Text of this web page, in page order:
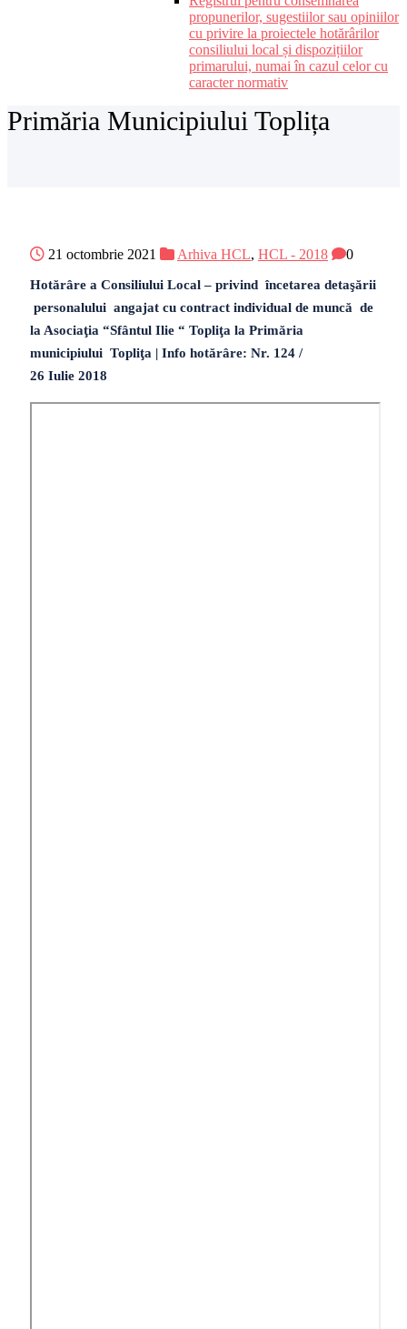
propunerilor, sugestiilor sau opiniilor
cu privire la proiectele hotărârilor
consiliului local și dispozițiilor
primarului, numai în cazul celor cu
caracter normativ
Primăria Municipiului Toplița
21 octombrie 2021 Arhiva HCL, HCL - 2018 0
Hotărâre a Consiliului Local – privind încetarea detaşării
personalului angajat cu contract individual de muncă de
la Asociaţia “Sfântul Ilie “ Topliţa la Primăria
municipiului Topliţa | Info hotărâre: Nr. 124 /
26 Iulie 2018